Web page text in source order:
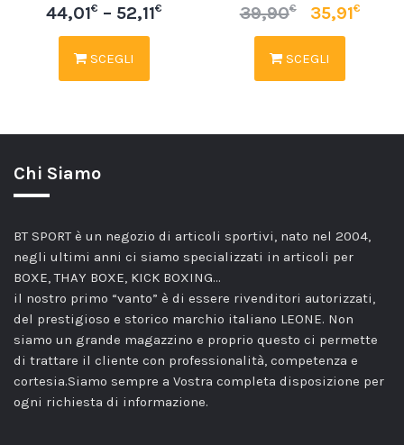
44,01€ – 52,11€
SCEGLI
39,90€ 35,91€
SCEGLI
Chi Siamo
BT SPORT è un negozio di articoli sportivi, nato nel 2004,
negli ultimi anni ci siamo specializzati in articoli per
BOXE, THAY BOXE, KICK BOXING…
il nostro primo “vanto” è di essere rivenditori autorizzati,
del prestigioso e storico marchio italiano LEONE. Non
siamo un grande magazzino e proprio questo ci permette
di trattare il cliente con professionalità, competenza e
cortesia.Siamo sempre a Vostra completa disposizione per
ogni richiesta di informazione.